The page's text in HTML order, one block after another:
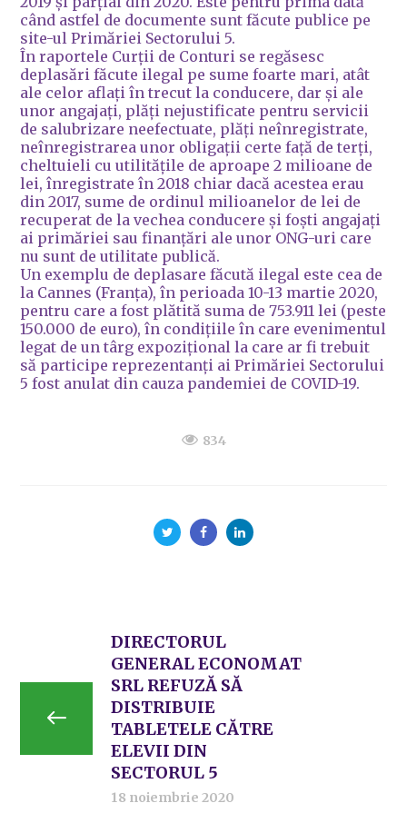
când astfel de documente sunt făcute publice pe
site-ul Primăriei Sectorului 5.
​În raportele Curții de Conturi se regăsesc
deplasări făcute ilegal pe sume foarte mari, atât
ale celor aflați în trecut la conducere, dar și ale
unor angajați, plăți nejustificate pentru servicii
de salubrizare neefectuate, plăți neînregistrate,
neînregistrarea unor obligații certe față de terți,
cheltuieli cu utilitățile de aproape 2 milioane de
lei, înregistrate în 2018 chiar dacă acestea erau
din 2017, sume de ordinul milioanelor de lei de
recuperat de la vechea conducere și foști angajați
ai primăriei sau finanțări ale unor ONG-uri care
nu sunt de utilitate publică.
Un exemplu de deplasare făcută ilegal este cea de
la Cannes (Franța), în perioada 10-13 martie 2020,
pentru care a fost plătită suma de 753.911 lei (peste
150.000 de euro), în condițiile în care evenimentul
legat de un târg expozițional la care ar fi trebuit
să participe reprezentanți ai Primăriei Sectorului
5 fost anulat din cauza pandemiei de COVID-19.
834
DIRECTORUL
GENERAL ECONOMAT
SRL REFUZĂ SĂ
DISTRIBUIE
TABLETELE CĂTRE
ELEVII DIN
SECTORUL 5
18 noiembrie 2020